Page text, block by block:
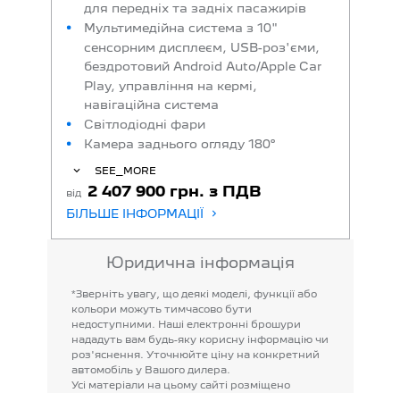
для передніх та задніх пасажирів
Мультимедійна система з 10"
сенсорним дисплеєм, USB-роз'єми,
бездротовий Android Auto/Apple Car
Play, управління на кермі,
навігаційна система
Світлодіодні фари
Камера заднього огляду 180°
SEE_MORE
від 2 407 900 грн. з ПДВ
БІЛЬШЕ ІНФОРМАЦІЇ
Юридична інформація
*Зверніть увагу, що деякі моделі, функції або
кольори можуть тимчасово бути
недоступними. Наші електронні брошури
нададуть вам будь-яку корисну інформацію чи
роз'яснення. Уточнюйте ціну на конкретний
автомобіль у Вашого дилера.
Усі матеріали на цьому сайті розміщено